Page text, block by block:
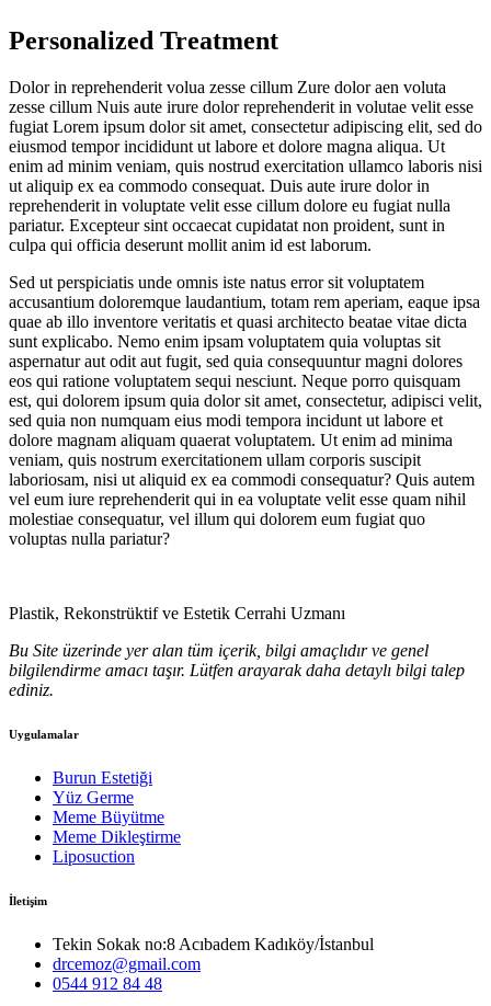
Personalized Treatment
Dolor in reprehenderit volua zesse cillum Zure dolor aen voluta
zesse cillum Nuis aute irure dolor reprehenderit in volutae velit esse
fugiat Lorem ipsum dolor sit amet, consectetur adipiscing elit, sed do
eiusmod tempor incididunt ut labore et dolore magna aliqua. Ut
enim ad minim veniam, quis nostrud exercitation ullamco laboris nisi
ut aliquip ex ea commodo consequat. Duis aute irure dolor in
reprehenderit in voluptate velit esse cillum dolore eu fugiat nulla
pariatur. Excepteur sint occaecat cupidatat non proident, sunt in
culpa qui officia deserunt mollit anim id est laborum.
Sed ut perspiciatis unde omnis iste natus error sit voluptatem
accusantium doloremque laudantium, totam rem aperiam, eaque ipsa
quae ab illo inventore veritatis et quasi architecto beatae vitae dicta
sunt explicabo. Nemo enim ipsam voluptatem quia voluptas sit
aspernatur aut odit aut fugit, sed quia consequuntur magni dolores
eos qui ratione voluptatem sequi nesciunt. Neque porro quisquam
est, qui dolorem ipsum quia dolor sit amet, consectetur, adipisci velit,
sed quia non numquam eius modi tempora incidunt ut labore et
dolore magnam aliquam quaerat voluptatem. Ut enim ad minima
veniam, quis nostrum exercitationem ullam corporis suscipit
laboriosam, nisi ut aliquid ex ea commodi consequatur? Quis autem
vel eum iure reprehenderit qui in ea voluptate velit esse quam nihil
molestiae consequatur, vel illum qui dolorem eum fugiat quo
voluptas nulla pariatur?
Plastik, Rekonstrüktif ve Estetik Cerrahi Uzmanı
Bu Site üzerinde yer alan tüm içerik, bilgi amaçlıdır ve genel
bilgilendirme amacı taşır. Lütfen arayarak daha detaylı bilgi talep
ediniz.
Uygulamalar
Burun Estetiği
Yüz Germe
Meme Büyütme
Meme Dikleştirme
Liposuction
İletişim
Tekin Sokak no:8 Acıbadem Kadıköy/İstanbul
drcemoz@gmail.com
0544 912 84 48